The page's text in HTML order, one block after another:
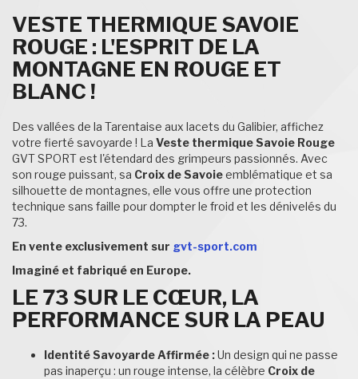
VESTE THERMIQUE SAVOIE
ROUGE : L'ESPRIT DE LA
MONTAGNE EN ROUGE ET
BLANC !
Des vallées de la Tarentaise aux lacets du Galibier, affichez
votre fierté savoyarde ! La Veste thermique Savoie Rouge
GVT SPORT est l'étendard des grimpeurs passionnés. Avec
son rouge puissant, sa Croix de Savoieemblématique et sa
silhouette de montagnes, elle vous offre une protection
technique sans faille pour dompter le froid et les dénivelés du
73.
En vente exclusivement sur gvt-sport.com
Imaginé et fabriqué en Europe.
LE 73 SUR LE CŒUR, LA
PERFORMANCE SUR LA PEAU
Identité Savoyarde Affirmée :Un design qui ne passe
pas inaperçu : un rouge intense, la célèbre Croix de